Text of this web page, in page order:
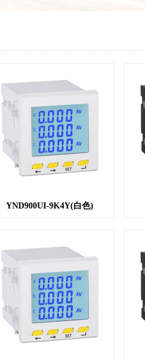
YND900UI-9K4Y(白色)